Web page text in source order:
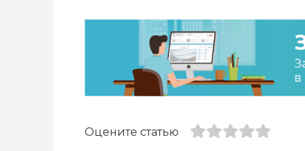
Оцените статью